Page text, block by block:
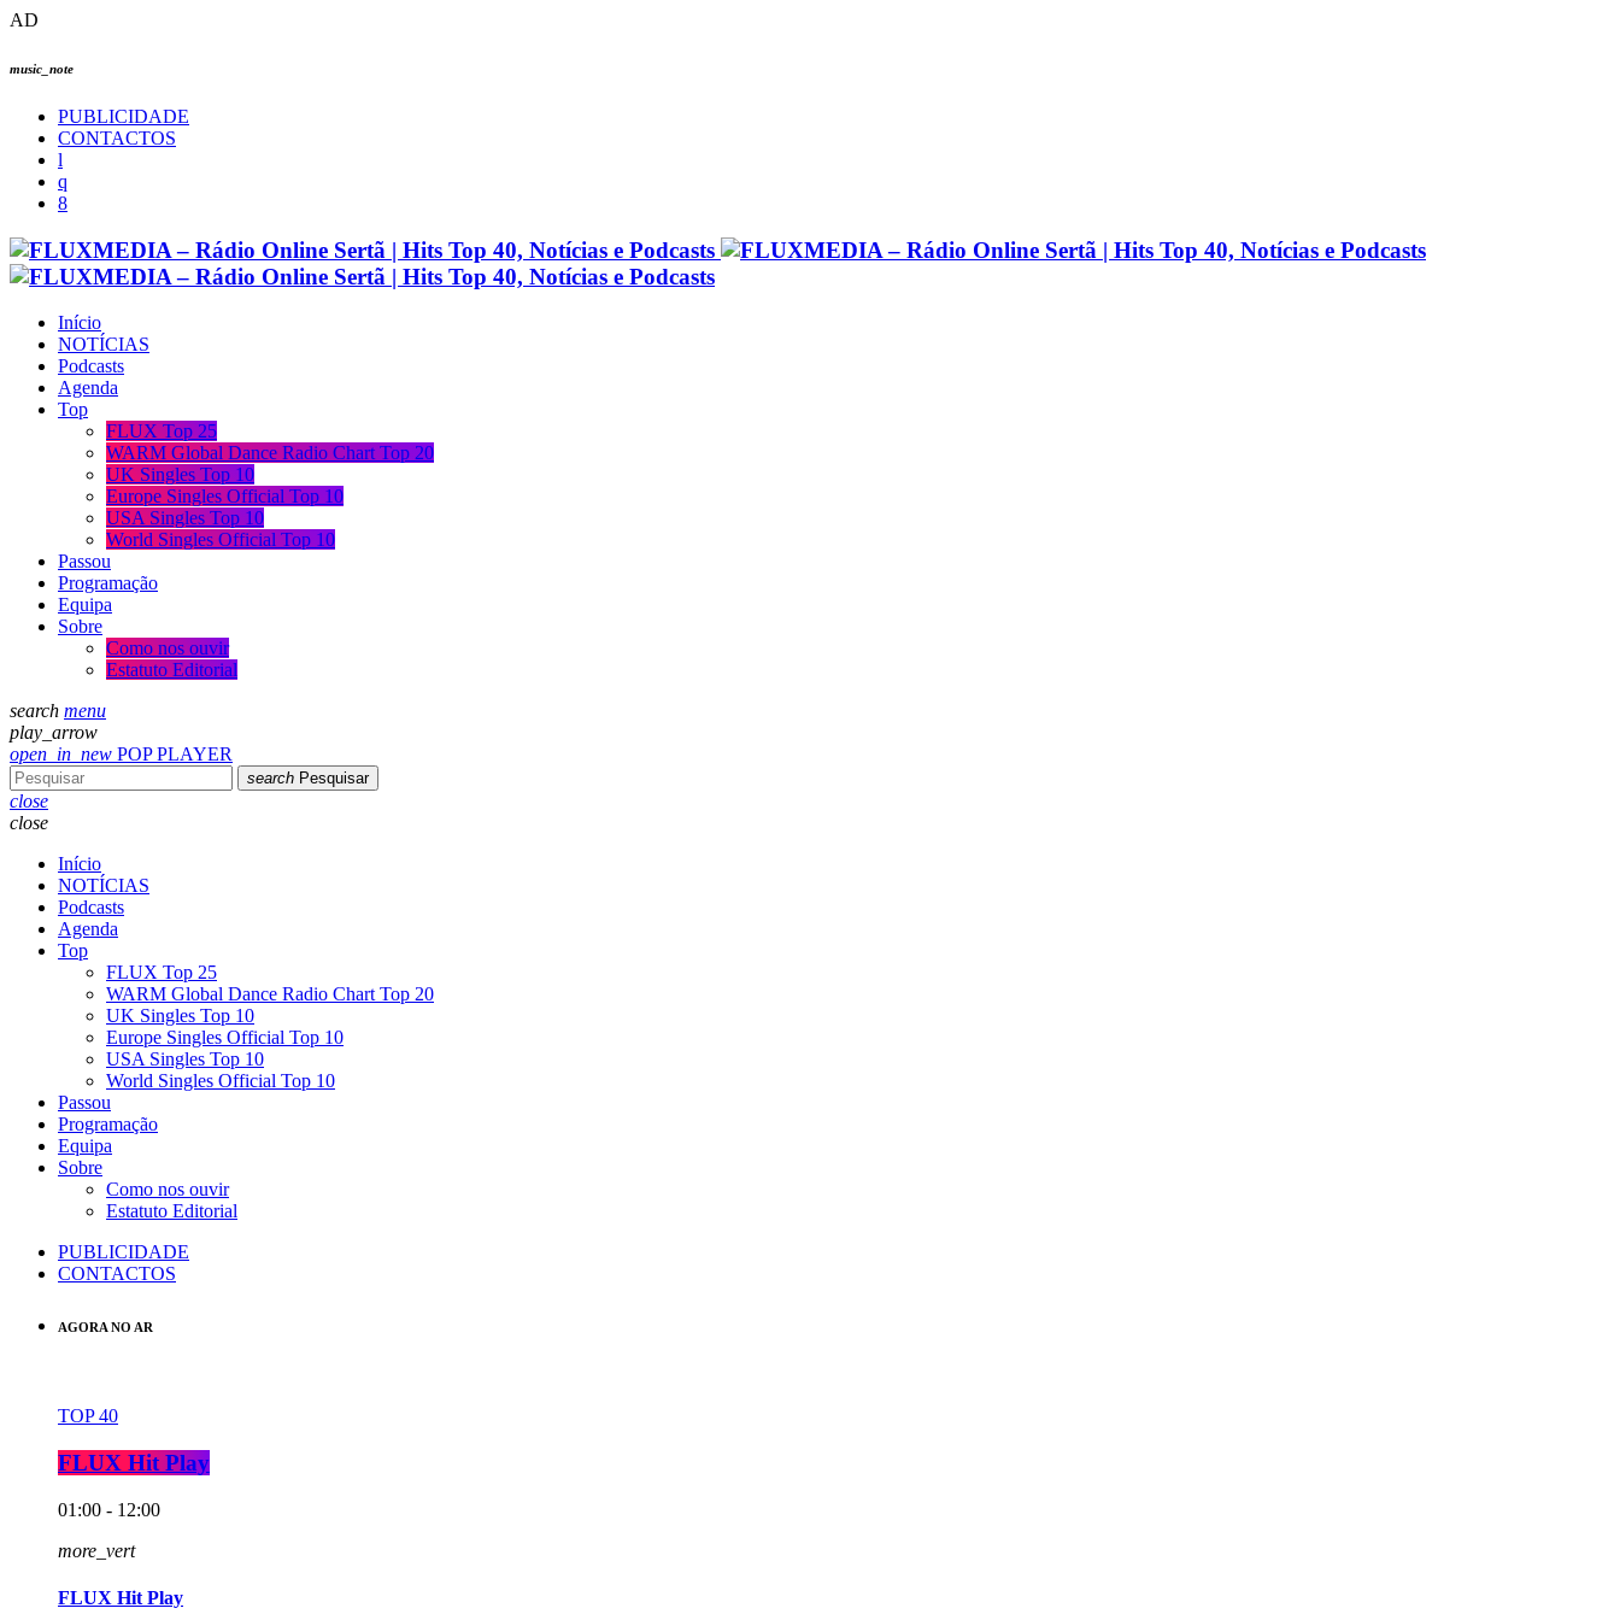
AD
music_note
PUBLICIDADE
CONTACTOS
Início
NOTÍCIAS
Podcasts
Agenda
Top
FLUX Top 25
WARM Global Dance Radio Chart Top 20
UK Singles Top 10
Europe Singles Official Top 10
USA Singles Top 10
World Singles Official Top 10
Passou
Programação
Equipa
Sobre
Como nos ouvir
Estatuto Editorial
search menu
play_arrow
open_in_new POP PLAYER
search Pesquisar
close
close
Início
NOTÍCIAS
Podcasts
Agenda
Top
FLUX Top 25
WARM Global Dance Radio Chart Top 20
UK Singles Top 10
Europe Singles Official Top 10
USA Singles Top 10
World Singles Official Top 10
Passou
Programação
Equipa
Sobre
Como nos ouvir
Estatuto Editorial
PUBLICIDADE
CONTACTOS
AGORA NO AR
TOP 40
FLUX Hit Play
01:00 - 12:00
more_vert
FLUX Hit Play